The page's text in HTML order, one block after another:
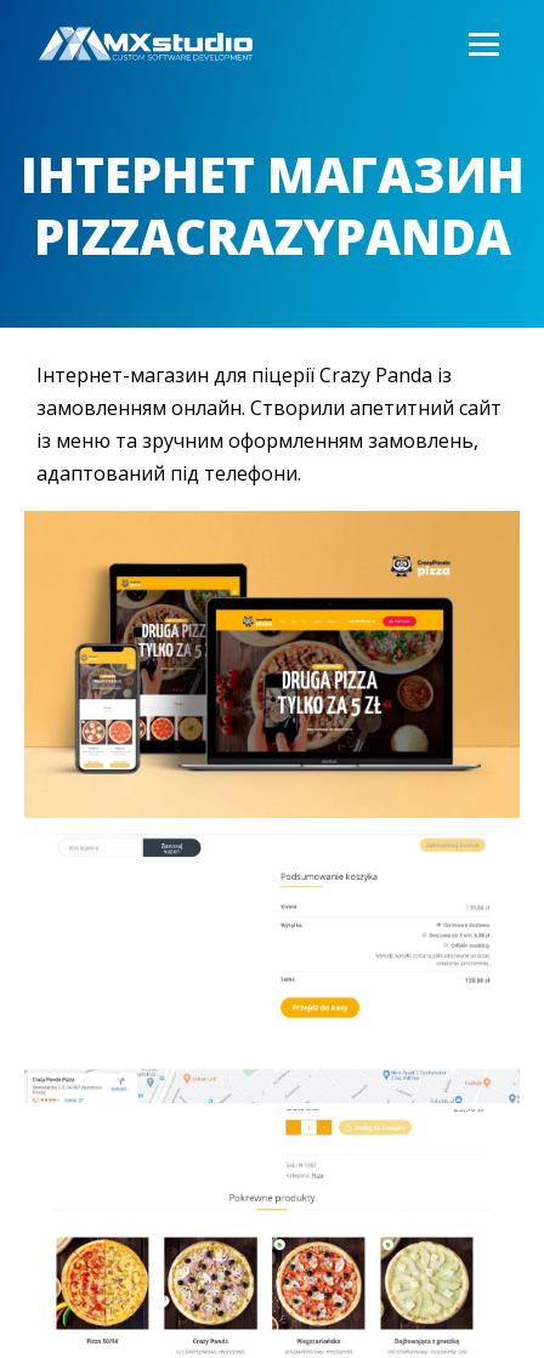
ІНТЕРНЕТ МАГАЗИН
PIZZACRAZYPANDA
Інтернет-магазин для піцерії Crazy Panda із
замовленням онлайн. Створили апетитний сайт
із меню та зручним оформленням замовлень,
адаптований під телефони.